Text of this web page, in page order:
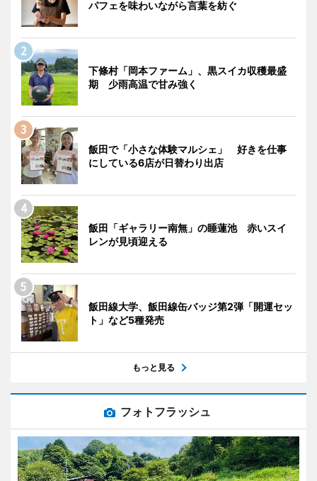
パフェを味わいながら言葉を紡ぐ
下條村「岡本ファーム」、黒スイカ収穫最盛
期 少雨高温で甘み強く
飯田で「小さな体験マルシェ」 好きを仕事
にしている6店が日替わり出店
飯田「ギャラリー南無」の睡蓮池 赤いスイ
レンが見頃迎える
飯田線大学、飯田線缶バッジ第2弾「開運セッ
ト」など5種発売
もっと見る
フォトフラッシュ